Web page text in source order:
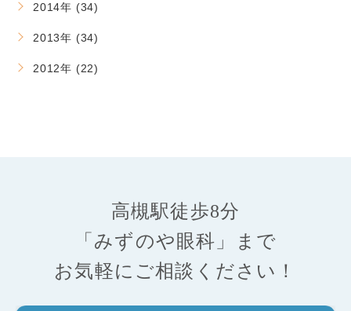
2014年 (34)
2013年 (34)
2012年 (22)
高槻駅徒歩8分
「みずのや眼科」まで
お気軽にご相談ください！